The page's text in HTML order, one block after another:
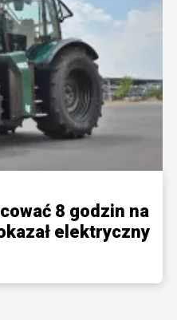
8 godzin na
elektryczny